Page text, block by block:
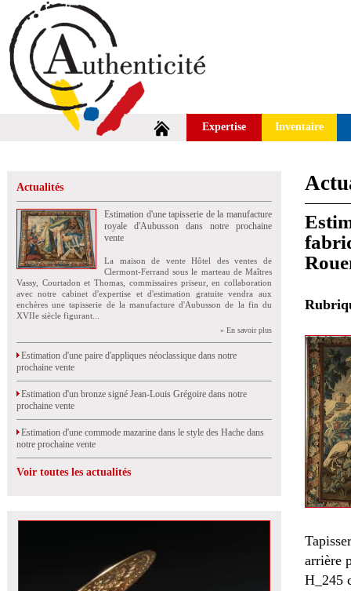
Expertise Inventaire
Actualités
Estimation d'une tapisserie de la manufacture
royale d'Aubusson dans notre prochaine
vente
La maison de vente Hôtel des ventes de
Clermont-Ferrand sous le marteau de Maîtres
Vassy, Courtadon et Thomas, commissaires priseur, en collaboration
avec notre cabinet d'expertise et d'estimation gratuite vendra aux
enchères une tapisserie de la manufacture d'Aubusson de la fin du
XVIIe siècle figurant...
» En savoir plus
Estimation d'une paire d'appliques néoclassique dans notre
prochaine vente
Estimation d'un bronze signé Jean-Louis Grégoire dans notre
prochaine vente
Estimation d'une commode mazarine dans le style des Hache dans
notre prochaine vente
Voir toutes les actualités
arrière
H_245